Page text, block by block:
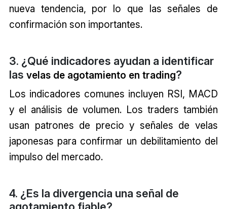
nueva tendencia, por lo que las señales de
confirmación son importantes.
3. ¿Qué indicadores ayudan a identificar
las velas de agotamiento en trading?
Los indicadores comunes incluyen RSI, MACD
y el análisis de volumen. Los traders también
usan patrones de precio y señales de velas
japonesas para confirmar un debilitamiento del
impulso del mercado.
4. ¿Es la divergencia una señal de
agotamiento fiable?